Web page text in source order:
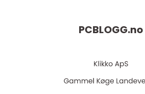
PCBLOGG.no